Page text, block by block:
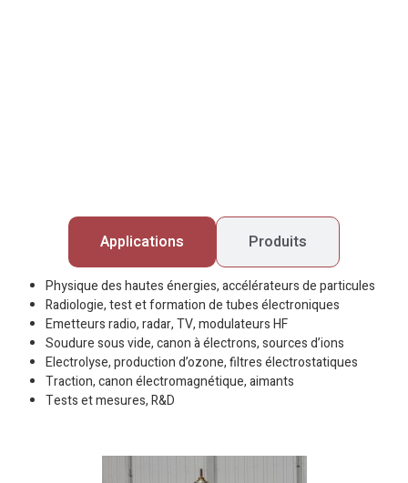
Applications Produits
Physique des hautes énergies, accélérateurs de particules
Radiologie, test et formation de tubes électroniques
Emetteurs radio, radar, TV, modulateurs HF
Soudure sous vide, canon à électrons, sources d’ions
Electrolyse, production d’ozone, filtres électrostatiques
Traction, canon électromagnétique, aimants
Tests et mesures, R&D